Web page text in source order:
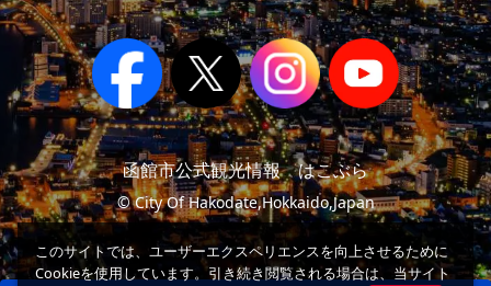
函館市公式観光情報 はこぶら
© City Of Hakodate,Hokkaido,Japan
このサイトでは、ユーザーエクスペリエンスを向上させるために
Cookieを使用しています。引き続き閲覧される場合は、当サイト